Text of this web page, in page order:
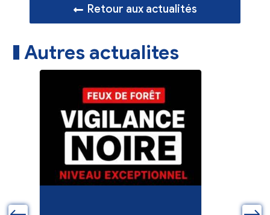
Retour aux actualités
Autres actualites